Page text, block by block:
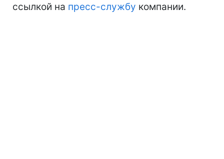
ссылкой на пресс-службу компании.